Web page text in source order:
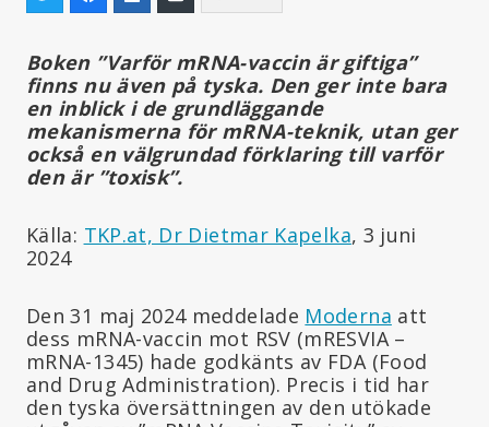
Boken ”Varför mRNA-vaccin är giftiga”
finns nu även på tyska. Den ger inte bara
en inblick i de grundläggande
mekanismerna för mRNA-teknik, utan ger
också en välgrundad förklaring till varför
den är ”toxisk”.
Källa: TKP.at, Dr Dietmar Kapelka, 3 juni
2024
Den 31 maj 2024 meddelade Moderna att
dess mRNA-vaccin mot RSV (mRESVIA –
mRNA-1345) hade godkänts av FDA (Food
and Drug Administration). Precis i tid har
den tyska översättningen av den utökade